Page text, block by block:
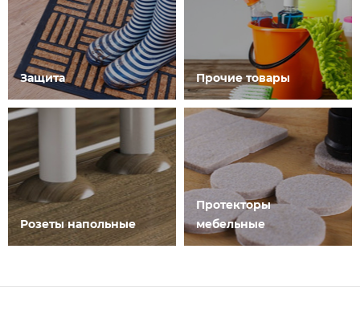
Защита Прочие товары
Розеты напольные
Протекторы
мебельные